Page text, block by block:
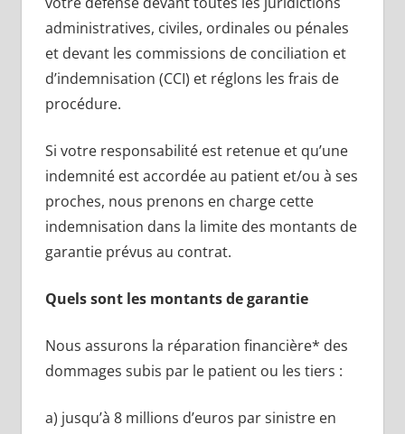
administratives, civiles, ordinales ou pénales
et devant les commissions de conciliation et
d’indemnisation (CCI) et réglons les frais de
procédure.
Si votre responsabilité est retenue et qu’une
indemnité est accordée au patient et/ou à ses
proches, nous prenons en charge cette
indemnisation dans la limite des montants de
garantie prévus au contrat.
Quels sont les montants de garantie
Nous assurons la réparation financière* des
dommages subis par le patient ou les tiers :
a) jusqu’à 8 millions d’euros par sinistre en